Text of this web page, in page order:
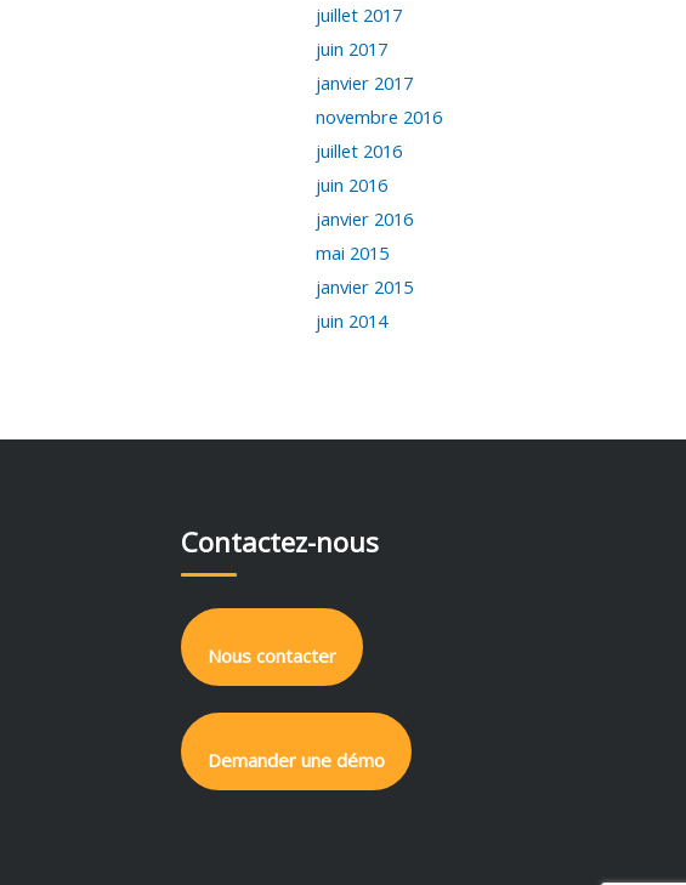
juillet 2017
juin 2017
janvier 2017
novembre 2016
juillet 2016
juin 2016
janvier 2016
mai 2015
janvier 2015
juin 2014
Contactez-nous
Nous contacter
Demander une démo